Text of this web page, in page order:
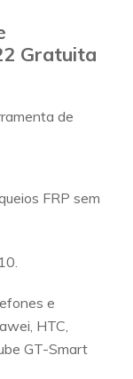
Gratuita
de
FRP sem
e
HTC,
GT-Smart